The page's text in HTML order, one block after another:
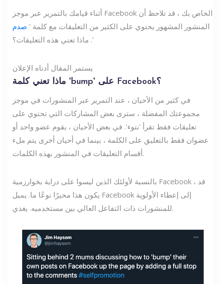
أثناء قيامك بالتمرير عبر موجز Facebook الخاص بك ، قد تلاحظ أن
المنشور المشهور يحتوي على الكثير من التعليقات مع كلمة ' صدم
'. ماذا تعني هذه التعليقات؟
يستمر المقال أدناه الإعلان
ماذا تعني كلمة 'bump' على Facebook؟
في كثير من الأحيان ، عند التمرير عبر المنشورات في موجز
مجموعتك المفضلة ، سترى بعض المشاركات التي تحتوي على
تعليقات فقط تقرأ 'نتوء'. في بعض الأحيان ، يقوم عضو واحد أو
عضوان فقط بالتعليق على الكلمة ، بينما في أحيان أخرى يتم ملء
أقسام التعليقات في المنشور بهذه الكلمات.
بالنسبة لأولئك الذين ليسوا على دراية بخوارزمية Facebook ، قد
يكون هذا محيرًا نوعًا ما. يميل Facebook إلى إعطاء الأولوية
للمنشورات ذات التفاعل العالي بين مستخدميه. يغذي.